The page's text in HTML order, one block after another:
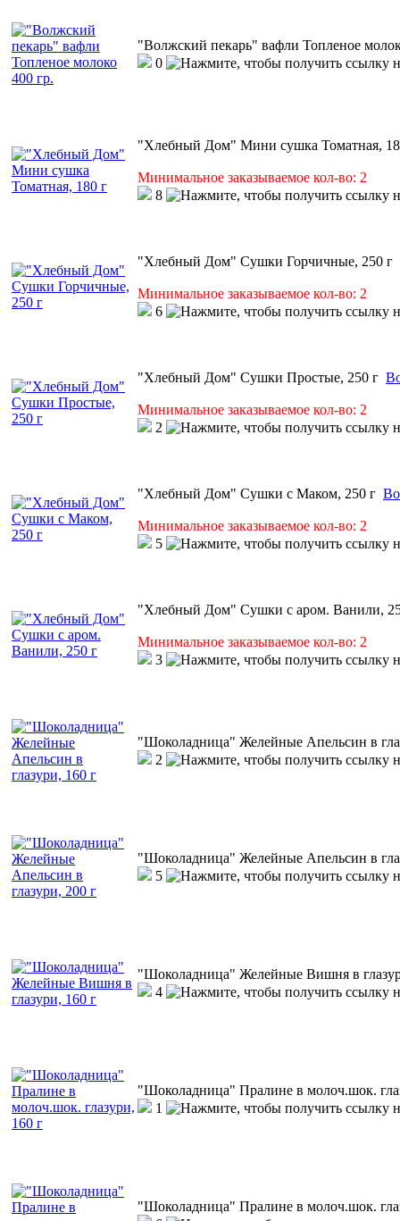
"Волжский пекарь" вафли Топленое
0
"Хлебный Дом" Мини сушка Томатная,
Минимальное заказываемое кол-во: 2
8
"Хлебный Дом" Сушки Горчичные, 250 г
Минимальное заказываемое кол-во: 2
6
"Хлебный Дом" Сушки Простые, 250 г
Минимальное заказываемое кол-во: 2
2
"Хлебный Дом" Сушки с Маком, 250 г
Минимальное заказываемое кол-во: 2
5
"Хлебный Дом" Сушки с аром. Ванили,
Минимальное заказываемое кол-во: 2
3
"Шоколадница" Желейные Апельсин в
2
"Шоколадница" Желейные Апельсин в
5
"Шоколадница" Желейные Вишня в
4
"Шоколадница" Пралине в молоч.шок.
1
"Шоколадница" Пралине в молоч.шок.